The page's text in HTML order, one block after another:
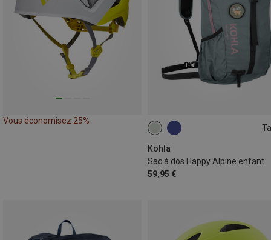
Vous économisez 25%
Kohla
Sac à dos Happy Alpine enfant
59,95 €
14L